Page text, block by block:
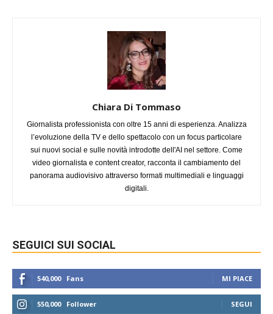
Chiara Di Tommaso
Giornalista professionista con oltre 15 anni di esperienza. Analizza
l’evoluzione della TV e dello spettacolo con un focus particolare
sui nuovi social e sulle novità introdotte dell'AI nel settore. Come
video giornalista e content creator, racconta il cambiamento del
panorama audiovisivo attraverso formati multimediali e linguaggi
digitali.
SEGUICI SUI SOCIAL
540,000 Fans MI PIACE
550,000 Follower SEGUI